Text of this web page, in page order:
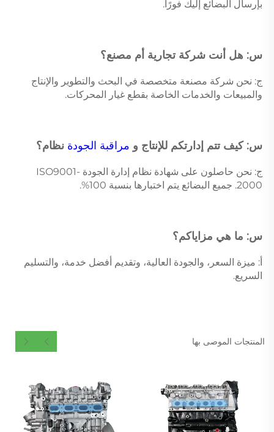
بإرسال البضائع إليك فورًا.
س: هل أنت شركة تجارية أم مصنع؟
والمبيعات والخدمات الخاصة بقطع غيار المحركات.
س: كيف تتم إدارتكم للإنتاج و مراقبة الجودة نظام؟
ج: نحن حاصلون على شهادة نظام إدارة الجودة ISO9001-
2000. جميع البضائع يتم اختبارها بنسبة 100%.
س: ما هي مزاياكم؟
السريع.
المنتجات الموصى بها